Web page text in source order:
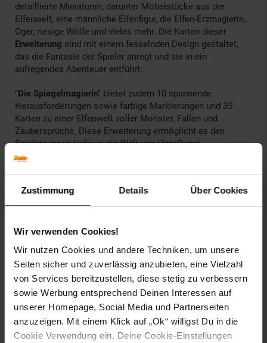
Zustimmung Details Über Cookies
Wir verwenden Cookies!
Wir nutzen Cookies und andere Techniken, um unsere
Seiten sicher und zuverlässig anzubieten, eine Vielzahl
von Services bereitzustellen, diese stetig zu verbessern
sowie Werbung entsprechend Deinen Interessen auf
unserer Homepage, Social Media und Partnerseiten
anzuzeigen. Mit einem Klick auf „Ok“ willigst Du in die
Cookie Verwendung ein. Deine Cookie-Einstellungen
detaillierte Miniaturen, darunter Möbelstücke aus der
Elfenwelt, eine männliche Elfenfigur, die Elfen-Erzmagierin,
Oger, riesige Wölfe und vieles mehr. Die Karten dieser
Erweiterung sind mit einem fesselnden Design gestaltet,
das die Fantasie der Spieler anregt und sie in ein
aufregendes Abenteuer entführt.
"Die Spiegelmagierin" bietet zudem 10 spannende
Herausforderungen sowie farbige Markierungen und 35
Karten zu einer Elfenwelt voller Monster, Fallen und
Zaubersprüche. Diese Erweiterung ermöglicht es den
Spielern, noch tiefer in die Welt von HeroQuest
einzutauchen und ihre eigenen Geschichten zu erschaffen.
Erweiterung"Die Spiegelmagierin"
und erlebe unzählige
Stunden voller Spannung und Abenteuer!
Abenteuern, 33 Miniaturen, 2 Spiegelständer, 35 Karten,
Bogen mit Markierungen aus Karton
Artikelnummer: 2650973000
EAN: 5010994203276
Artikel gehört zur Kategorie:
Gesellschaftsspiele